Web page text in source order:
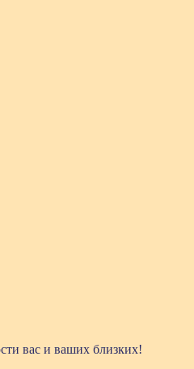
вас и ваших близких!